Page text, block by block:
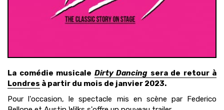
La comédie musicale Dirty Dancing sera de retour à
Londres à partir du mois de janvier 2023.
Pour l'occasion, le spectacle mis en scène par Federico